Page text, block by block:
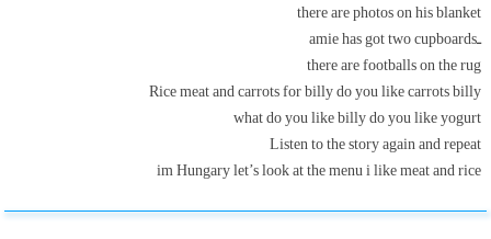
there are photos on his blanket
ـamie has got two cupboards
there are footballs on the rug
Rice meat and carrots for billy do you like carrots billy
what do you like billy do you like yogurt
Listen to the story again and repeat
im Hungary let’s look at the menu i like meat and rice